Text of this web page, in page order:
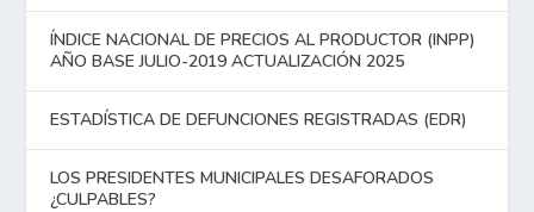
ÍNDICE NACIONAL DE PRECIOS AL PRODUCTOR (INPP)
AÑO BASE JULIO-2019 ACTUALIZACIÓN 2025
ESTADÍSTICA DE DEFUNCIONES REGISTRADAS (EDR)
LOS PRESIDENTES MUNICIPALES DESAFORADOS
¿CULPABLES?